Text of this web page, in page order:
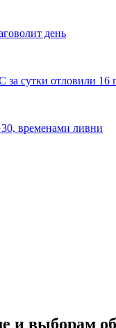
день
сутки отловили 16
временами ливни
и выборам